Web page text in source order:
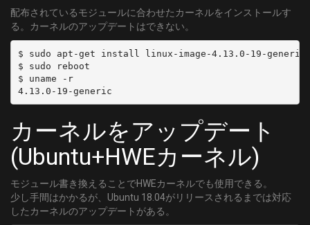
	MODULATION = QAM/AUTO
[C47]
	DELIVERY_SYSTEM = DVBC/ANNEX_A
	FREQUENCY = 369000000
	SYMBOL_RATE = 5274000
	MODULATION = QAM/AUTO
	DELIVERY_SYSTEM = DVBC/ANNEX_A
	FREQUENCY = 375000000
	SYMBOL_RATE = 5274000
	DELIVERY_SYSTEM = DVBC/ANNEX_A
配布されているモジュールに合わせたカーネルをインストールす
る。カーネルのアップデートはできない。
$ sudo apt-get install linux-image-4.13.0-19-generic
$ sudo reboot
$ uname -r
カーネルをアップデート
(Ubuntu+HWEカーネル)
モジュール書き換えることでHWEカーネルでも使用できる。
少し手間はかかるが、Ubuntu 18.04がリリースされるまでは対応
したカーネルのアップデートがある。